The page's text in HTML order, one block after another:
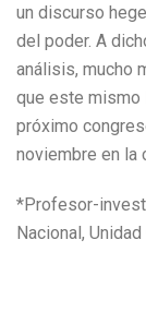
un discurso
del poder. A
análisis, mucho
que este mismo
próximo
noviembre en la
*Profesor-
Nacional,